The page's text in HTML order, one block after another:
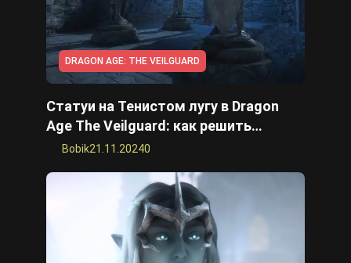
DRAGON AGE: THE VEILGUARD
Статуи на Тенистом лугу в Dragon
Age The Veilguard: как решить
головоломку
Bobik21.11.20240